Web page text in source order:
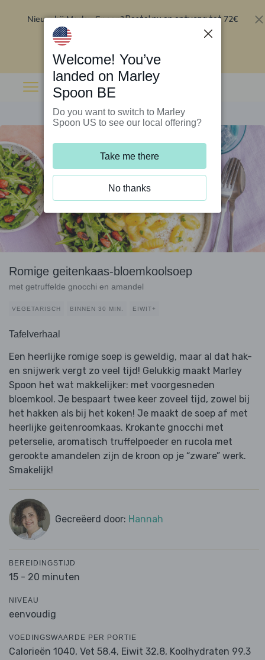
Nieuw bij Marley Spoon?Bestel nu en ontvang tot 72€
Romige geitenkaas-bloemkoolsoep
met getruffelde gnocchi en amandel
VEGETARISCH BINNEN 30 MIN. EIWIT+
Tafelverhaal
Een heerlijke romige soep is geweldig, maar al dat hak-
en snijwerk vergt zo veel tijd! Gelukkig maakt Marley
Spoon het wat makkelijker: met voorgesneden
bloemkool. Je bespaart twee keer zoveel tijd, zowel bij
het hakken als bij het koken! Je maakt de soep af met
heerlijke geitenroomkaas. Krokante gnocchi met
peterselie, aromatisch truffelpoeder en rucola met
gerookte amandelen zijn de kroon op je “zware” werk.
Smakelijk!
Gecreëerd door: Hannah
BEREIDINGSTIJD
15 - 20 minuten
NIVEAU
eenvoudig
VOEDINGSWAARDE PER PORTIE
Calorieën 1040, Vet 58.4, Eiwit 32.8, Koolhydraten 99.3
Welcome! You’ve
landed on Marley
Spoon BE
Do you want to switch to Marley
Spoon US to see our local offering?
Take me there
No thanks